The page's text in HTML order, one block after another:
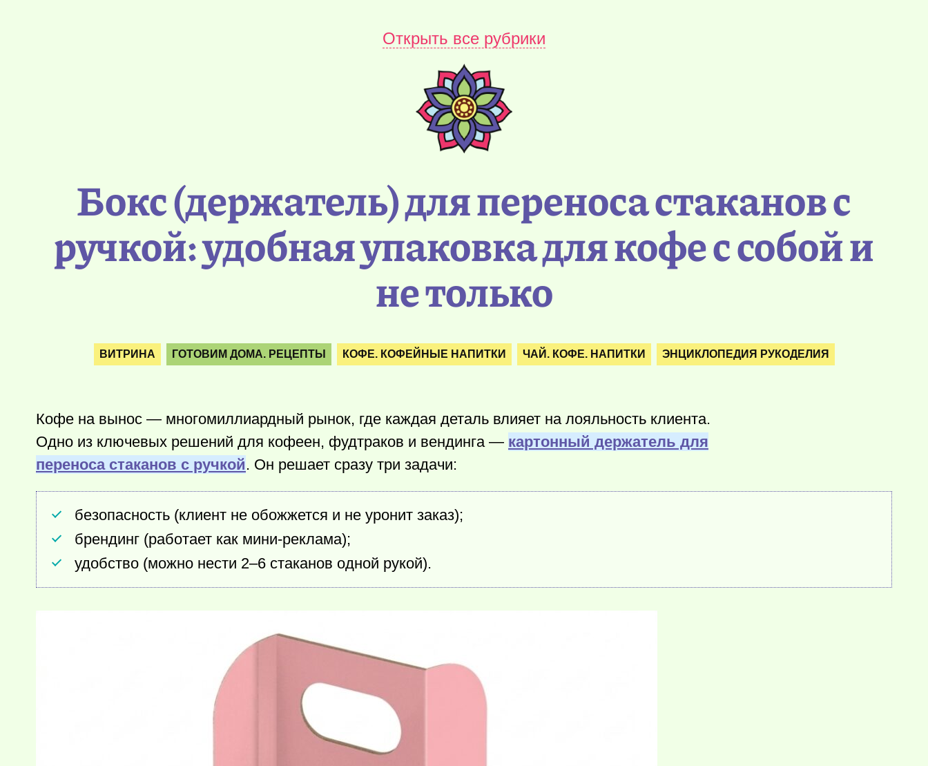
Открыть все рубрики
Бокс (держатель) для переноса стаканов с
ручкой: удобная упаковка для кофе с собой и
не только
ВИТРИНА ГОТОВИМ ДОМА. РЕЦЕПТЫ КОФЕ. КОФЕЙНЫЕ НАПИТКИ ЧАЙ. КОФЕ. НАПИТКИ ЭНЦИКЛОПЕДИЯ РУКОДЕЛИЯ
Кофе на вынос — многомиллиардный рынок, где каждая деталь влияет на лояльность клиента.
Одно из ключевых решений для кофеен, фудтраков и вендинга — картонный держатель для
переноса стаканов с ручкой. Он решает сразу три задачи:
безопасность (клиент не обожжется и не уронит заказ);
брендинг (работает как мини-реклама);
удобство (можно нести 2–6 стаканов одной рукой).